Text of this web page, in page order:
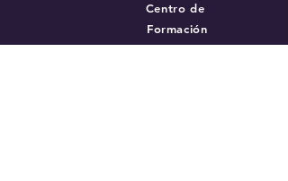
Centro de
Formación